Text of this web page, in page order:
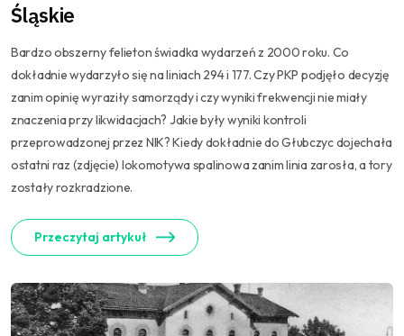
Śląskie
Bardzo obszerny felieton świadka wydarzeń z 2000 roku. Co
dokładnie wydarzyło się na liniach 294 i 177. Czy PKP podjęło decyzję
zanim opinię wyraziły samorządy i czy wyniki frekwencji nie miały
znaczenia przy likwidacjach? Jakie były wyniki kontroli
przeprowadzonej przez NIK? Kiedy dokładnie do Głubczyc dojechała
ostatni raz (zdjęcie) lokomotywa spalinowa zanim linia zarosła, a tory
zostały rozkradzione.
Przeczytaj artykuł